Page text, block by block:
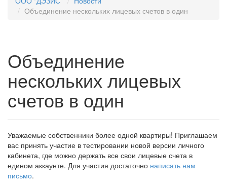
Объединение нескольких лицевых счетов в один
Объединение
нескольких лицевых
счетов в один
Уважаемые собственники более одной квартиры! Приглашаем
вас принять участие в тестировании новой версии личного
кабинета, где можно держать все свои лицевые счета в
едином аккаунте. Для участия достаточно написать нам
письмо.